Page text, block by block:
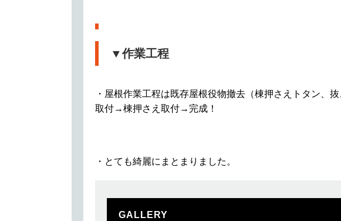
▼作業工程
・屋根作業工程は既存屋根役物撤去（棟押さえトタン
取付→棟押さえ取付→完成！
・とても綺麗にまとまりました。
GALLERY